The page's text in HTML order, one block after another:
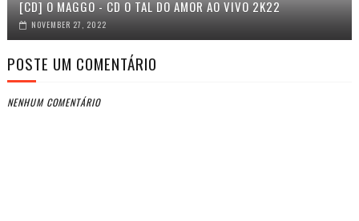
[CD] O MAGGO - CD O TAL DO AMOR AO VIVO 2K22
NOVEMBER 27, 2022
POSTE UM COMENTÁRIO
NENHUM COMENTÁRIO